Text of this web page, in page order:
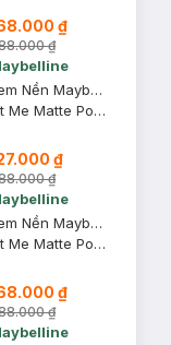
₫
₫
Kem Nền Maybelline Mịn Nhẹ Kiềm Dầu Chống Nắng #110 30ml
Fit Me Matte Poreless Foundation SPF 22 PA+++ #110 Porcelain
₫
₫
Kem Nền Maybelline Mịn Nhẹ Kiềm Dầu Chống Nắng #118 30ml
Fit Me Matte Poreless Foundation SPF 22 - 118 Light Beige
₫
₫